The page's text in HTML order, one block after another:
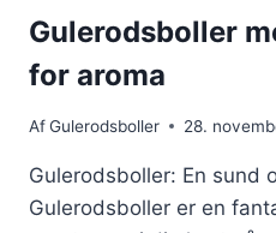
Gulerodsboller
for aroma
AfGulerodsboller 28.
Gulerodsboller: En sund
Gulerodsboller er en